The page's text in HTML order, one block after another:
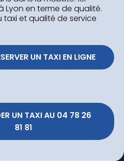
Lyon en terme de qualité.
taxi et qualité de service
UN TAXI EN LIGNE
UN TAXI AU 04 78 26